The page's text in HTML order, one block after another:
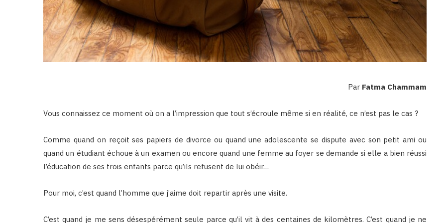
Par Fatma Chammam
Vous connaissez ce moment où on a l’impression que tout s’écroule même si en réalité, ce n’est pas le cas ?
Comme quand on reçoit ses papiers de divorce ou quand une adolescente se dispute avec son petit ami ou
quand un étudiant échoue à un examen ou encore quand une femme au foyer se demande si elle a bien réussi
l’éducation de ses trois enfants parce qu’ils refusent de lui obéir…
Pour moi, c’est quand l’homme que j’aime doit repartir après une visite.
C’est quand je me sens désespérément seule parce qu’il vit à des centaines de kilomètres. C’est quand je ne